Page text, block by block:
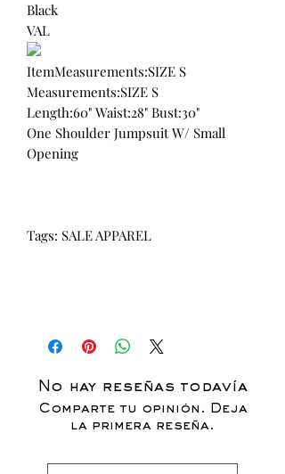
Black
VAL
ItemMeasurements:SIZE S
Measurements:SIZE S
Length:60" Waist:28" Bust:30"
One Shoulder Jumpsuit W/ Small
Opening
Tags: SALE APPAREL
No hay reseñas todavía
Comparte tu opinión. Deja
la primera reseña.